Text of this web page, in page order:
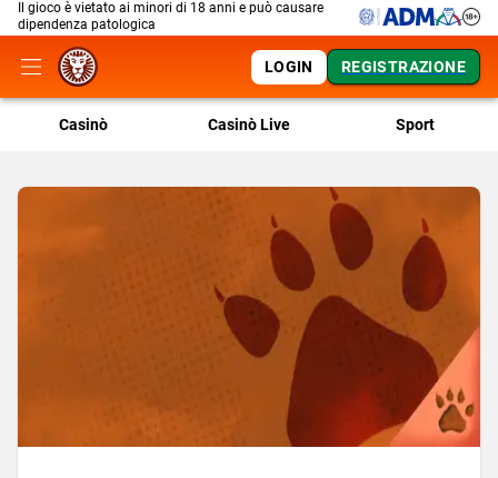
Il gioco è vietato ai minori di 18 anni e può causare
dipendenza patologica
LOGIN REGISTRAZIONE
Casinò Casinò Live Sport